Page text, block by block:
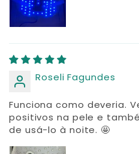
Roseli Fagundes
Funciona como deveria.
positivos na pele e
de usá-lo à noite. 🤩